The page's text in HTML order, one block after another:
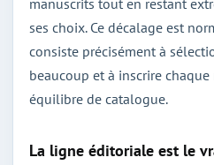
ses choix. Ce décalage est
consiste précisément à
beaucoup et à inscrire
équilibre de catalogue.
La ligne éditoriale est le